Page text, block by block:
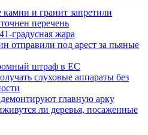
и гранит запретили
перечень
градусная жара
отправили под арест за пьяные
штраф в ЕС
слуховые аппараты без
главную арку
ли деревья, посаженные